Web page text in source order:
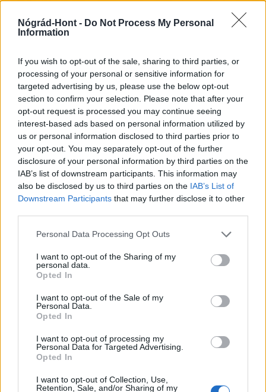
Nógrád-Hont - Do Not Process My Personal
Information
If you wish to opt-out of the sale, sharing to third parties, or
processing of your personal or sensitive information for
targeted advertising by us, please use the below opt-out
section to confirm your selection. Please note that after your
opt-out request is processed you may continue seeing
interest-based ads based on personal information utilized by
us or personal information disclosed to third parties prior to
your opt-out. You may separately opt-out of the further
disclosure of your personal information by third parties on the
IAB’s list of downstream participants. This information may
also be disclosed by us to third parties on the IAB’s List of
Downstream Participants that may further disclose it to other
Please note that this website/app uses one or more Google
not limited to your visit or usage behaviour. You may click to
grant or deny consent to Google and its third-party tags to
use your data for below specified purposes in below Google
consent section.
Personal Data Processing Opt Outs
I want to opt-out of the Sharing of my
personal data.
Opted In
I want to opt-out of the Sale of my
Personal Data.
Opted In
I want to opt-out of processing my
Personal Data for Targeted Advertising.
Opted In
I want to opt-out of Collection, Use,
Retention, Sale, and/or Sharing of my
Kecskeméten is szakirányú továbbképzésekkel erősít a
MAGYAR ÉPÍTŐK
Útépítés
M1 bővítés: már zajlik a teljesen új Bicske Kelet
csomópont építése
Tizenegy meglévő csomópontot korszerűsít és négy új,